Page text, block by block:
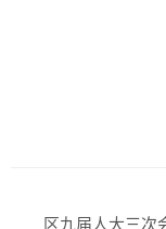
区九届人大三次